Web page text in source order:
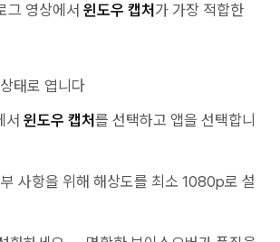
그 영상에서 윈도우 캡처 가 가장 적합한
태로 엽니다
윈도우 캡처를 선택하고 앱을 선택합니
사항을 위해 해상도를 최소 1080p로 설